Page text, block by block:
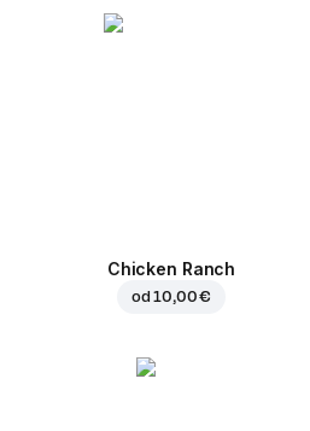
Chicken Ranch
od10,00 €